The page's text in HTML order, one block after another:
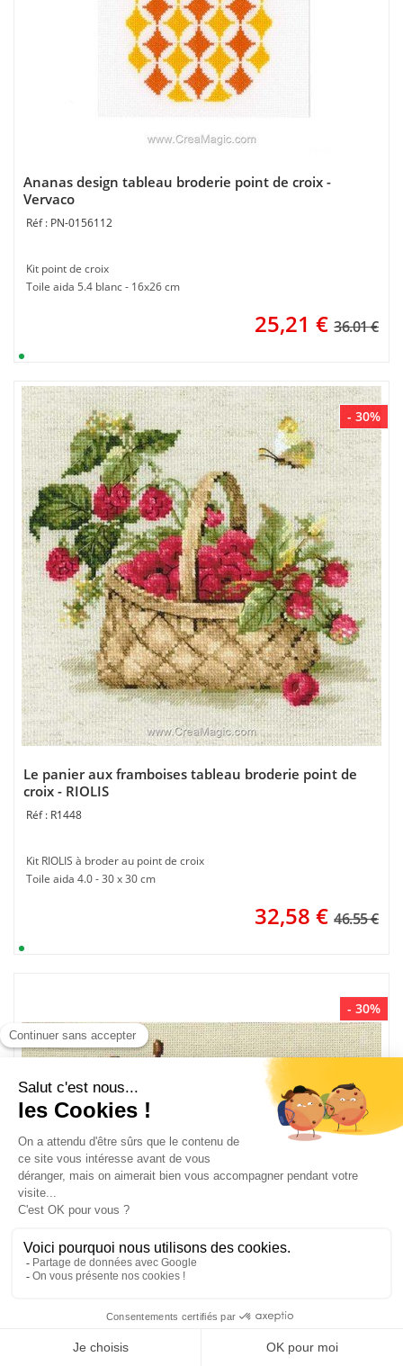
Ananas design tableau broderie point de croix -
Vervaco
PN-0156112
Kit point de croix
Toile aida 5.4 blanc - 16x26 cm
25,21 € 36.01 €
- 30%
Le panier aux framboises tableau broderie point de
croix - RIOLIS
R1448
Kit RIOLIS à broder au point de croix
Toile aida 4.0 - 30 x 30 cm
32,58 € 46.55 €
- 30%